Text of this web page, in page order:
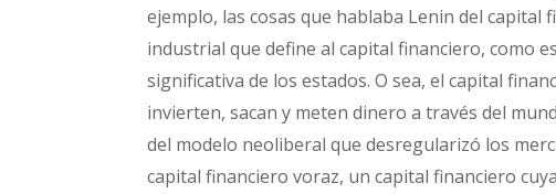
ejemplo, las cosas que hablaba Lenin del
industrial que define al capital financiero, como
significativa de los estados. O sea, el capital
invierten, sacan y meten dinero a través del
del modelo neoliberal que desregularizó los
capital financiero voraz, un capital financiero